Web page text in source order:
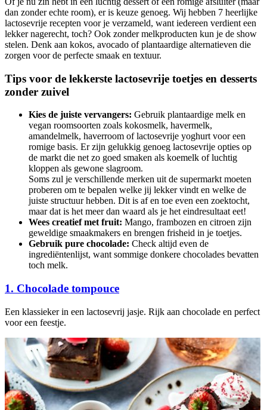
dan zonder echte room), er is keuze genoeg. Wij hebben 7 heerlijke
lactosevrije recepten voor je verzameld, want iedereen verdient een
lekker nagerecht, toch? Ook zonder melkproducten kun je de show
stelen. Denk aan kokos, avocado of plantaardige alternatieven die
zorgen voor de perfecte smaak en textuur.
Tips voor de lekkerste lactosevrije toetjes en desserts
zonder zuivel
Kies de juiste vervangers: Gebruik plantaardige melk en
vegan roomsoorten zoals kokosmelk, havermelk,
amandelmelk, haverroom of lactosevrije yoghurt voor een
romige basis. Er zijn gelukkig genoeg lactosevrije opties op
de markt die net zo goed smaken als koemelk of luchtig
kloppen als gewone slagroom.
Soms zul je verschillende merken uit de supermarkt moeten
proberen om te bepalen welke jij lekker vindt en welke de
juiste structuur hebben. Dit is af en toe even een zoektocht,
maar dat is het meer dan waard als je het eindresultaat eet!
Wees creatief met fruit: Mango, frambozen en citroen zijn
geweldige smaakmakers en brengen frisheid in je toetjes.
Gebruik pure chocolade: Check altijd even de
ingrediëntenlijst, want sommige donkere chocolades bevatten
toch melk.
1. Chocolade tompouce
Een klassieker in een lactosevrij jasje. Rijk aan chocolade en perfect
voor een feestje.